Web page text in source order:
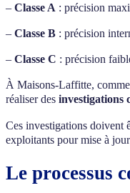
– Classe A : précision
– Classe B : précision
– Classe C : précision
À Maisons-Laffitte, comme
réaliser des investigations
Ces investigations doivent
exploitants pour mise à
Le processus